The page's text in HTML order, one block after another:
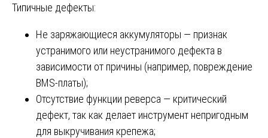
Типичные дефекты:
Не заряжающиеся аккумуляторы — признак
устранимого или неустранимого дефекта в
зависимости от причины (например, повреждение
BMS-платы);
Отсутствие функции реверса — критический
дефект, так как делает инструмент непригодным
для выкручивания крепежа;